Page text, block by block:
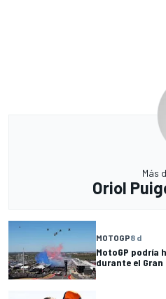
Más
Oriol
MOTOGP8 d
MotoGP podría
durante el Gran